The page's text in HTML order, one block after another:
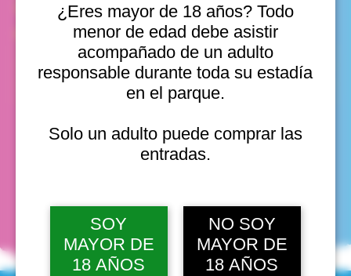
¿Eres mayor de 18 años? Todo
menor de edad debe asistir
acompañado de un adulto
responsable durante toda su estadía
en el parque.
Solo un adulto puede comprar las
entradas.
SOY
MAYOR DE
18 AÑOS
NO SOY
MAYOR DE
18 AÑOS
Valparaíso, Chile
Otras fechas
dom, 16 ago, 10:00 a. m.
dom, 16 ago, 11:00 a. m.
dom, 16 ago, 12:00 p. m.
Ver 10
fechas